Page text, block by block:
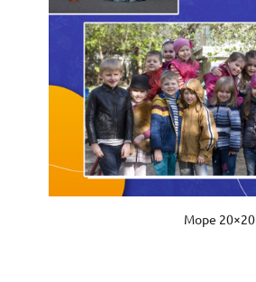
Море 20×20